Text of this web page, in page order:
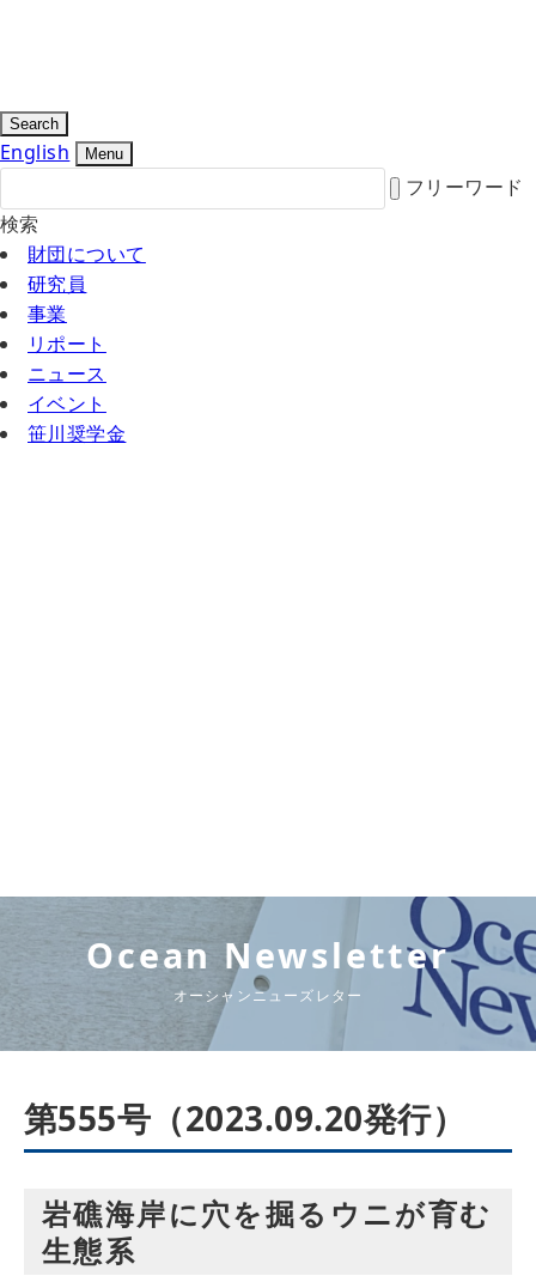
Search
English Menu
フリーワード
検索
財団について
研究員
事業
リポート
ニュース
イベント
笹川奨学金
Ocean Newsletter
オーシャンニューズレター
第555号（2023.09.20発行）
岩礁海岸に穴を掘るウニが育む
生態系